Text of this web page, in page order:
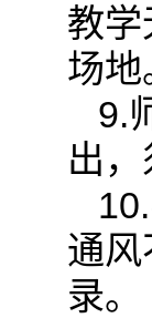
教
场地
9.
出
通
录。